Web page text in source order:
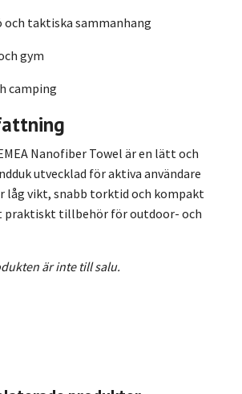
taktiska sammanhang
gym
camping
Nanofiber Towel är en lätt och
utvecklad för aktiva användare
låg vikt, snabb torktid och kompakt
praktiskt tillbehör för outdoor- och
är inte till salu.